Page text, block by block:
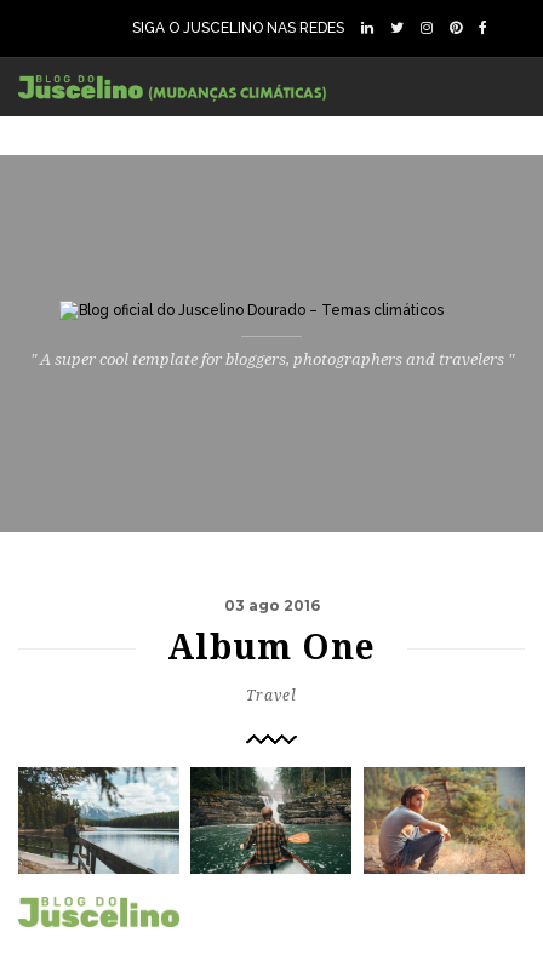
SIGA O JUSCELINO NAS REDES
" A super cool template for bloggers, photographers and travelers "
03 ago 2016
Album One
Travel